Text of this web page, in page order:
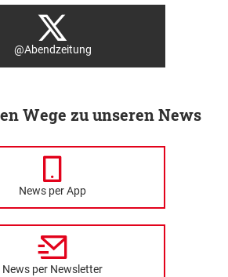
@Abendzeitung
Wege zu unseren News
News per App
News per Newsletter